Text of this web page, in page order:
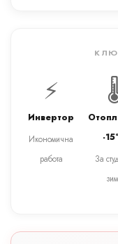
⚡
Инвертор
Икономична
работа
-
За